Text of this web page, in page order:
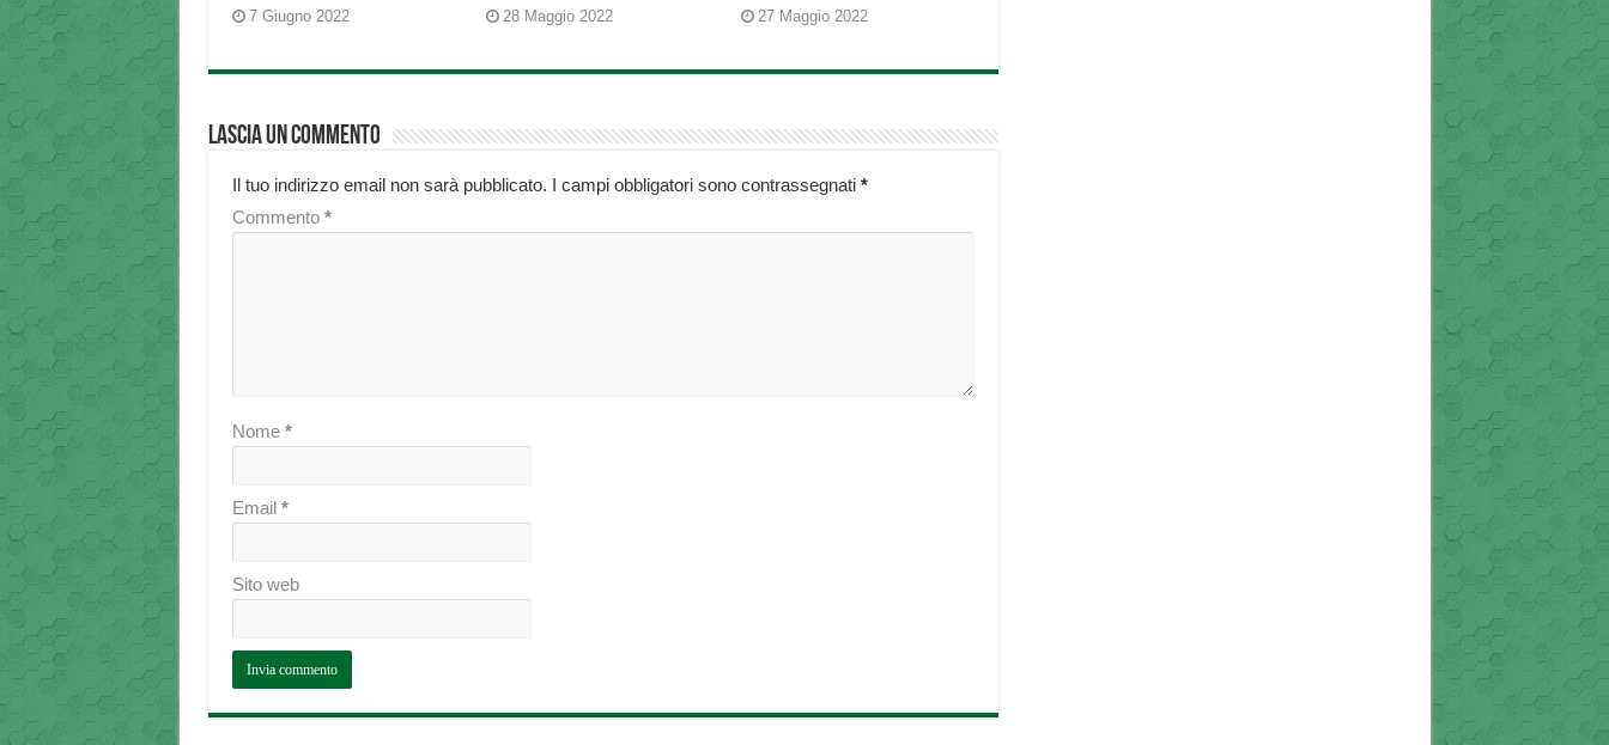
7 Giugno 2022 28 Maggio 2022 27 Maggio 2022
Lascia un commento
Il tuo indirizzo email non sarà pubblicato. I campi obbligatori sono contrassegnati *
Commento *
Nome *
Email *
Sito web